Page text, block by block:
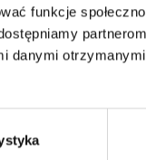
funkcje
danymi